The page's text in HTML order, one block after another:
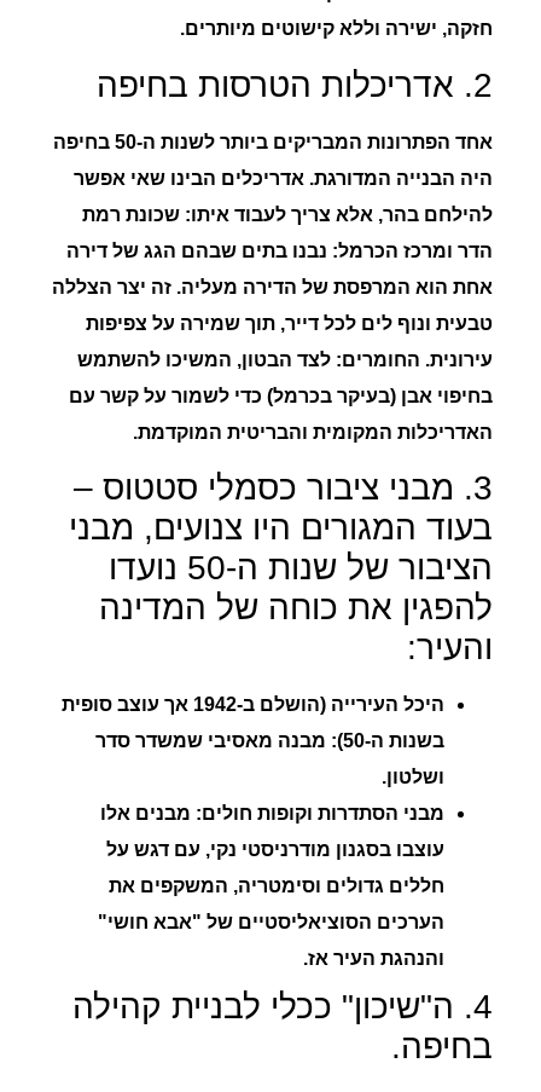
חזקה, ישירה וללא קישוטים מיותרים.
2. אדריכלות הטרסות בחיפה
אחד הפתרונות המבריקים ביותר לשנות ה-50 בחיפה
היה הבנייה המדורגת. אדריכלים הבינו שאי אפשר
להילחם בהר, אלא צריך לעבוד איתו: שכונת רמת
הדר ומרכז הכרמל: נבנו בתים שבהם הגג של דירה
אחת הוא המרפסת של הדירה מעליה. זה יצר הצללה
טבעית ונוף לים לכל דייר, תוך שמירה על צפיפות
עירונית. החומרים: לצד הבטון, המשיכו להשתמש
בחיפוי אבן (בעיקר בכרמל) כדי לשמור על קשר עם
האדריכלות המקומית והבריטית המוקדמת.
3. מבני ציבור כסמלי סטטוס –
בעוד המגורים היו צנועים, מבני
הציבור של שנות ה-50 נועדו
להפגין את כוחה של המדינה
והעיר:
היכל העירייה (הושלם ב-1942 אך עוצב סופית
בשנות ה-50):
מבנה מאסיבי שמשדר סדר
ושלטון.
מבני הסתדרות וקופות חולים: מבנים אלו
עוצבו בסגנון מודרניסטי נקי, עם דגש על
חללים גדולים וסימטריה, המשקפים את
הערכים הסוציאליסטיים של "אבא חושי"
והנהגת העיר אז.
4. ה"שיכון" ככלי לבניית קהילה
בחיפה.